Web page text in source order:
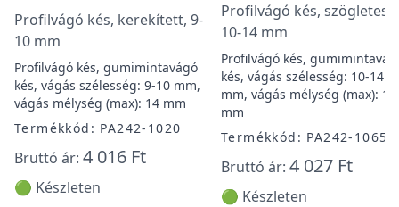
Profilvágó kés, kerekített, 9-
10 mm
Profilvágó kés, gumimintavágó
kés, vágás szélesség: 9-10 mm,
vágás mélység (max): 14 mm
Termékkód: PA242-1020
Bruttó ár: 4 016 Ft
🟢 Készleten
Profilvágó kés, szögletes,
10-14 mm
Profilvágó kés,
kés, vágás szélesség: 10-14
mm, vágás mélység (max): 14
mm
Termékkód: PA242-1065
Bruttó ár: 4 027 Ft
🟢 Készleten